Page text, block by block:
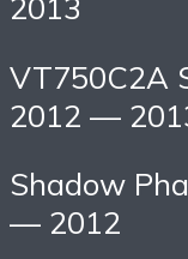
VT750C2A
2012 —
Shadow
— 2012